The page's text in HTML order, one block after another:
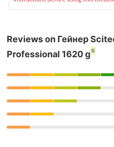
Reviews on Гейнер
Professional 1620 g 0